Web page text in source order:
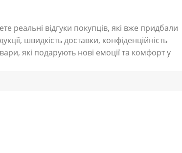
реальні відгуки покупців, які вже придбали
швидкість доставки, конфіденційність
які подарують нові емоції та комфорт у